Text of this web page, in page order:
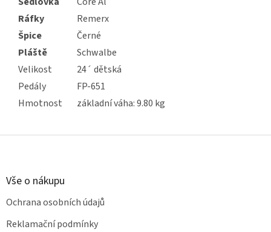
Ráfky
Remerx
Špice
Černé
Pláště
Schwalbe
Velikost
24´ dětská
Pedály
FP-651
Hmotnost
základní váha: 9.80 kg
Z
Vše o nákupu
Ochrana osobních údajů
Reklamační podmínky